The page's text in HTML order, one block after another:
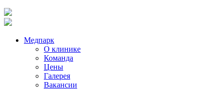
Медпарк
О клинике
Команда
Цены
Галерея
Вакансии